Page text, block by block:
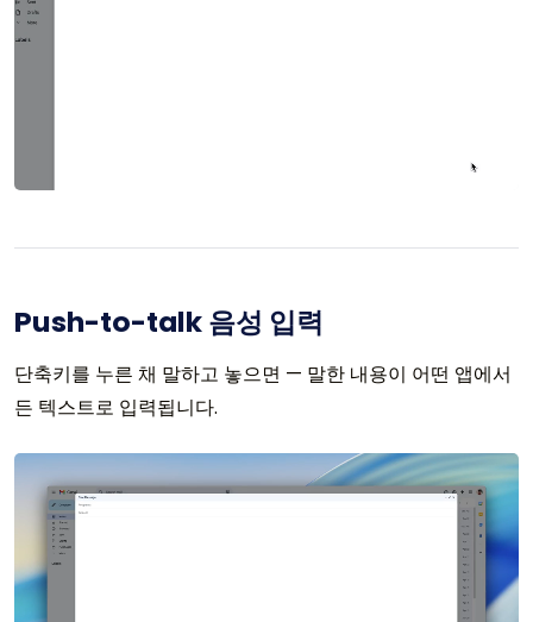
Push-to-talk 음성 입력
단축키를 누른 채 말하고 놓으면 — 말한 내용이 어떤 앱에서
든 텍스트로 입력됩니다.